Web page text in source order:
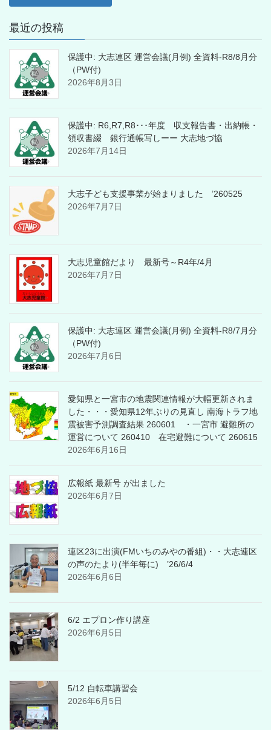
最近の投稿
保護中: 大志連区 運営会議(月例) 全資料-R8/8月分
（PW付)
2026年8月3日
保護中: R6,R7,R8･･･年度 収支報告書・出納帳・
領収書綴 銀行通帳写しーー 大志地づ協
2026年7月14日
大志子ども支援事業が始まりました ’260525
2026年7月7日
大志児童館だより 最新号～R4年/4月
2026年7月7日
保護中: 大志連区 運営会議(月例) 全資料-R8/7月分
（PW付)
2026年7月6日
愛知県と一宮市の地震関連情報が大幅更新されま
した・・・愛知県12年ぶりの見直し 南海トラフ地
震被害予測調査結果 260601 ・一宮市 避難所の
運営について 260410 在宅避難について 260615
2026年6月16日
広報紙 最新号 が出ました
2026年6月7日
連区23に出演(FMいちのみやの番組)・・大志連区
の声のたより(半年毎に) ’26/6/4
2026年6月6日
6/2 エプロン作り講座
2026年6月5日
5/12 自転車講習会
2026年6月5日